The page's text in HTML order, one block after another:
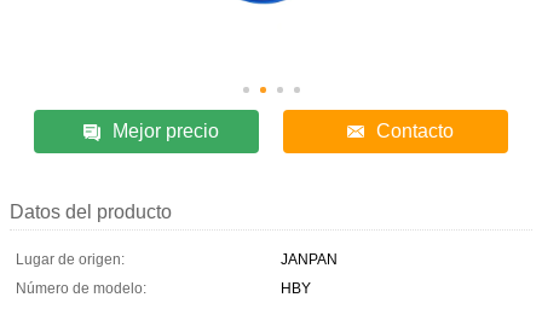
Mejor precio Contacto
Datos del producto
Lugar de origen:
JANPAN
Número de modelo:
HBY